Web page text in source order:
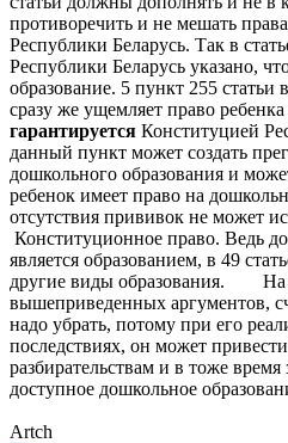
противоречить и не мешать
Республики Беларусь. Так в
Республики Беларусь указано,
образование. 5 пункт 255 статьи
сразу же ущемляет право
гарантируется Конституцией
данный пункт может создать
дошкольного образования и
ребенок имеет право на
отсутствия прививок не может
Конституционное право. Ведь
является образованием, в 49
другие виды образования. На
вышеприведенных аргументов,
надо убрать, потому при его
последствиях, он может
разбирательствам и в тоже время
доступное дошкольное
Artch